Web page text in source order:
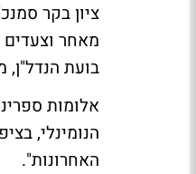
ציון בקר
מאחר
בועת הנדל"ן,
אלומות
הנומינלי,
האחרונות".